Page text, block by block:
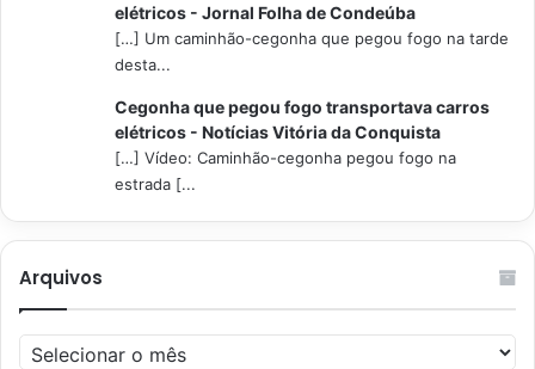
elétricos - Jornal Folha de Condeúba
[…] Um caminhão-cegonha que pegou fogo na tarde
desta...
Cegonha que pegou fogo transportava carros
elétricos - Notícias Vitória da Conquista
[…] Vídeo: Caminhão-cegonha pegou fogo na
estrada [...
Arquivos
Arquivos